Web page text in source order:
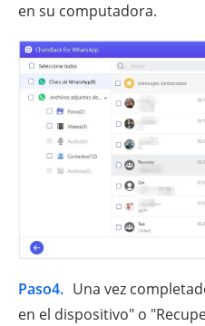
en su computadora.
Paso4. Una vez
en el dispositivo" o